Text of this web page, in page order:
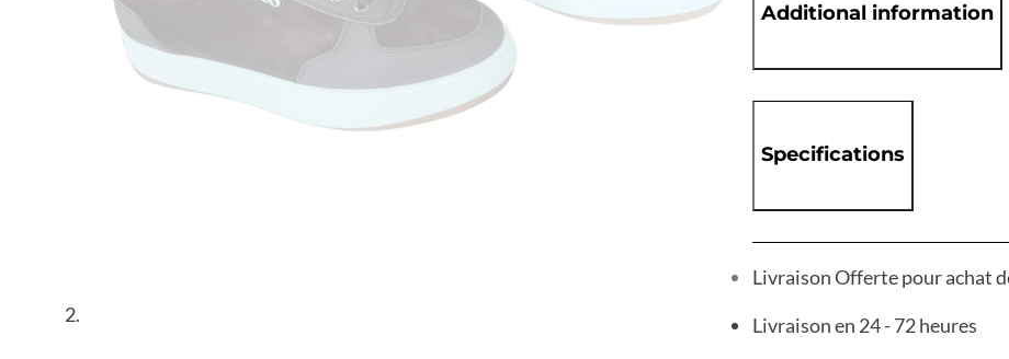
Additional information
Specifications
Livraison Offerte pour achat
Livraison en 24 - 72 heures